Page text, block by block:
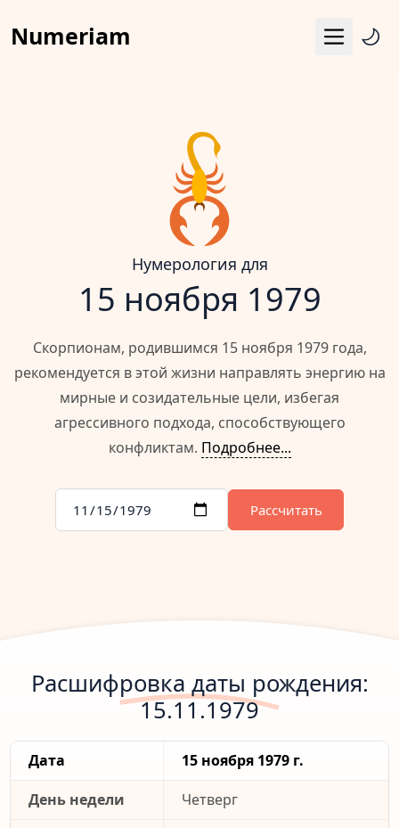
Numeriam Меню
Матрица судьбы
Гороскоп
Календарь
Нумерология для
15 ноября 1979
Скорпионам, родившимся 15 ноября 1979 года,
рекомендуется в этой жизни направлять энергию на
мирные и созидательные цели, избегая
агрессивного подхода, способствующего
конфликтам. Подробнее...
Рассчитать
Расшифровка даты рождения:
15.11.1979
Дата
15 ноября 1979 г.
День недели
Четверг